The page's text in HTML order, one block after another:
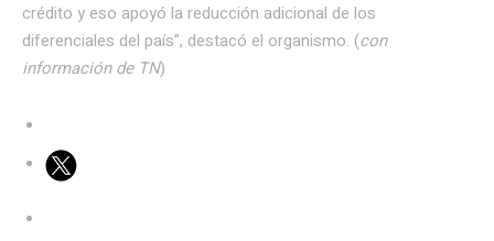
crédito y eso apoyó la reducción adicional de los
diferenciales del país”, destacó el organismo. (con
información de TN)